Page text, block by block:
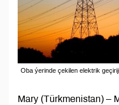
Oba ýerinde çekilen elektrik
Mary (Türkmenistan) –